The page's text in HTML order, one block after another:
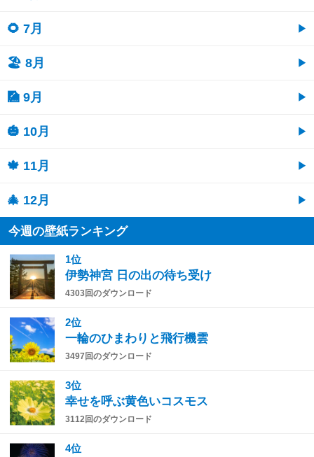
🌻 7月
🏖 8月
🎑 9月
🎃 10月
🍁 11月
🎄 12月
今週の壁紙ランキング
1位
伊勢神宮 日の出の待ち受け
4303回のダウンロード
2位
一輪のひまわりと飛行機雲
3497回のダウンロード
3位
幸せを呼ぶ黄色いコスモス
3112回のダウンロード
4位